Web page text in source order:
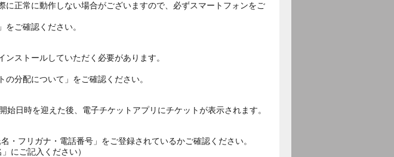
正常に動作しない場合がございますので、必ずスマートフォンをご
ご確認ください。
ストールしていただく必要があります。
分配について」をご確認ください。
日時を迎えた後、電子チケットアプリにチケットが表示されます。
・フリガナ・電話番号」をご登録されているかご確認ください。
にご記入ください）